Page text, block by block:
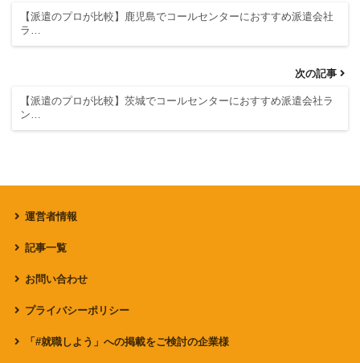
【派遣のプロが比較】鹿児島でコールセンターにおすすめ派遣会社
ラ…
次の記事
【派遣のプロが比較】茨城でコールセンターにおすすめ派遣会社ラ
ン…
運営者情報
記事一覧
お問い合わせ
プライバシーポリシー
「#就職しよう」への掲載をご検討の企業様